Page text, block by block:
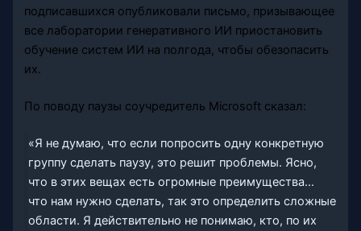
подписавшихся опубликовали письмо, призывающее
все лаборатории генеративного ИИ приостановить
обучение систем ИИ на полгода, чтобы обезопасить
их.
По поводу паузы соучредитель Microsoft сказал:
«Я не думаю, что если попросить одну конкретную
группу сделать паузу, это решит проблемы. Ясно,
что в этих вещах есть огромные преимущества…
что нам нужно сделать, так это определить сложные
области. Я действительно не понимаю, кто, по их